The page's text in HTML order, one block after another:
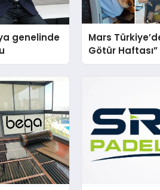
genelinde
Mars
Götür Haftası”